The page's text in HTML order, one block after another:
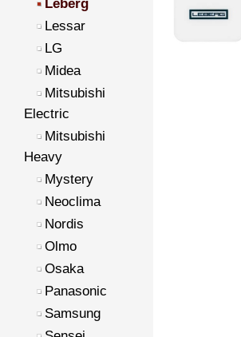
Leberg
Lessar
LG
Midea
Mitsubishi
Electric
Mitsubishi
Heavy
Mystery
Neoclima
Nordis
Olmo
Osaka
Panasonic
Samsung